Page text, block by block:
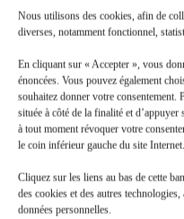
Nous utilisons des cookies, afin de
diverses, notamment fonctionnel,
En cliquant sur « Accepter », vous
énoncées. Vous pouvez également
souhaitez donner votre
située à côté de la finalité et
à tout moment révoquer votre
le coin inférieur gauche du site Internet.
Cliquez sur les liens au bas de cette
des cookies et des autres
données personnelles.
Tout l'agenda